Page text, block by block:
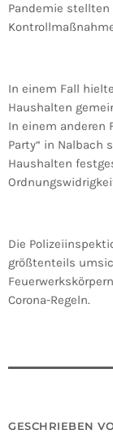
Pandemie
In einem Fall
Haushalten
In einem anderen
Party“ in Nalbach
Haushalten
Die
größtenteils
Corona-Regeln.
GESCHRIEBEN